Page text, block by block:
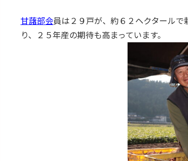
甘藷部会員は２９戸が、約６２ヘクタール
り、２５年産の期待も高まっています。